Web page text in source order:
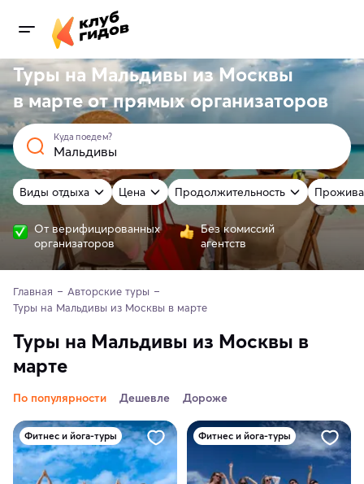
Туры на Мальдивы из Москвы
в марте отпрямыхорганизаторов
Куда поедем?
Виды отдыха Цена Продолжительность
От верифицированных
организаторов
Без комиссий
агентств
Главная
Авторские туры
Туры на Мальдивы из Москвы в марте
Туры на Мальдивы из Москвы в
марте
По популярности Дешевле Дороже
Фитнес и йога-туры Фитнес и йога-туры